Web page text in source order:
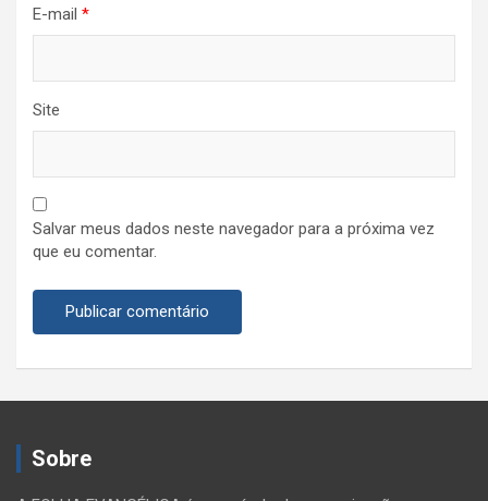
E-mail *
Site
Salvar meus dados neste navegador para a próxima vez
que eu comentar.
Sobre